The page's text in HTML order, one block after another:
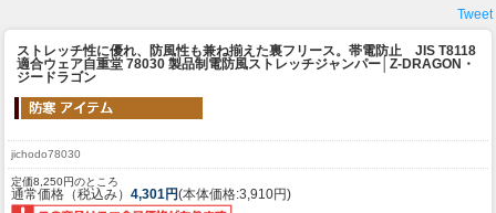
Tweet
ストレッチ性に優れ、防風性も兼ね揃えた裏フリース。帯電防止 JIS T8118
適合ウェア自重堂 78030 製品制電防風ストレッチジャンパー│Z-DRAGON・
ジードラゴン
jichodo78030
定価8,250円のところ
通常価格（税込み） 4,301円(本体価格:3,910円)